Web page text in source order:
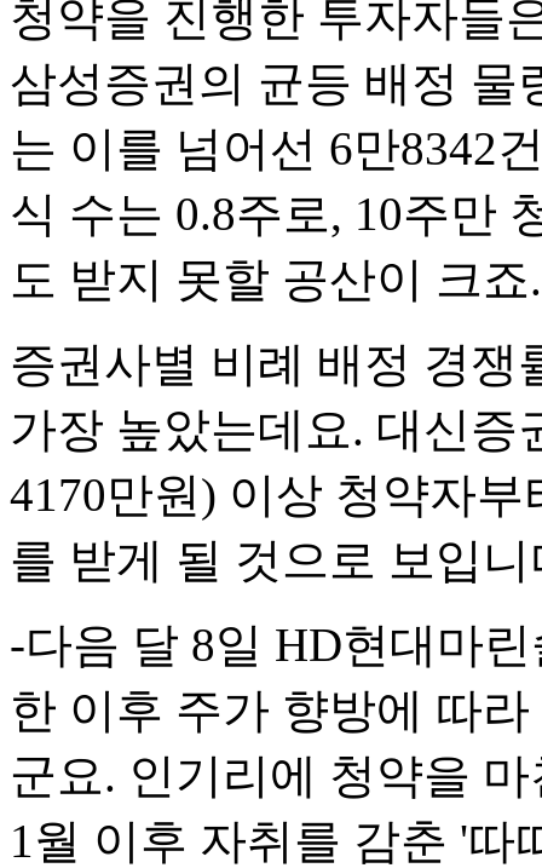
청약을 진행한 투자자들
삼성증권의 균등 배정 물
는 이를 넘어선 6만8342
식 수는 0.8주로, 10주만
도 받지 못할 공산이 크죠.
증권사별 비례 배정 경쟁
가장 높았는데요. 대신증
4170만원) 이상 청약자
를 받게 될 것으로 보입니
-다음 달 8일 HD현대마
한 이후 주가 향방에 따
군요. 인기리에 청약을
1월 이후 자취를 감춘 '따